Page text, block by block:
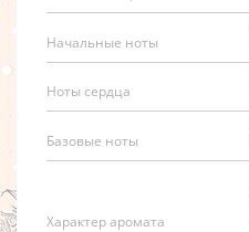
Начальные ноты
Ноты сердца
Базовые ноты
Характер аромата